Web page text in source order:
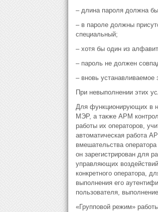
– длина пароля должна
– в пароле должны
специальный;
– хотя бы один из
– пароль не должен
– вновь
При невыполнении этих
Для функционирующих в
МЭР, а также АРМ
работы их операторов,
автоматическая работа
вмешательства
он зарегистрирован для
управляющих
конкретного оператора,
выполнения его
пользователя,
«Групповой режим»